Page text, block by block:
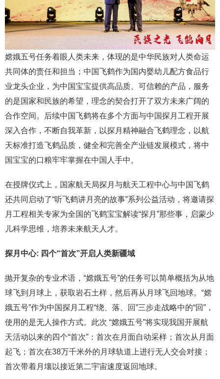
嫦娥五号任务着眼人类未来，体现的是中华民族对人类命运
共同体的责任和担当；中国飞鹤作为国内婴幼儿配方食品行
业龙头企业，为中国宝宝提供高品质、可信赖的产品，服务
的是国家和民族的希望，理念的契合打开了双方未来广阔的
合作空间。后续中国飞鹤将在多个方面与中国探月工程开展
深入合作，不断自我革新，以探月精神融合飞鹤理念，以航
天标准打造飞鹤品质，健全和完善全产业链发展模式，将中
国宝宝的口粮牢牢掌握在中国人手中。
在授牌仪式上，国家航天局探月与航天工程中心与中国飞鹤
还共同启动了“听飞鹤讲月亮的故事”系列公益活动，将邀请探
月工程相关专家为全国的飞鹤宝宝解读“探月”那些事，启蒙少
儿科学思维，培养未来航天人才。
探月中心: 四个“首次”开启人类新疆域
抛开复杂的专业术语，“嫦娥五号”的任务可以简单概括为从地
球飞到月球上，获取岩石土样，然后再从月球飞回地球。“嫦
娥五号”作为中国探月工程“绕、落、回”三步走战略中的“回”，
使用的是无人操作方式。此次 “嫦娥五号”将实现我国开展航
天活动以来的四个“首次”：首次在月面自动采样；首次从月面
起飞；首次在38万千米外的月球轨道上进行无人交会对接；
首次带着月壤以接近第二宇宙速度返回地球。